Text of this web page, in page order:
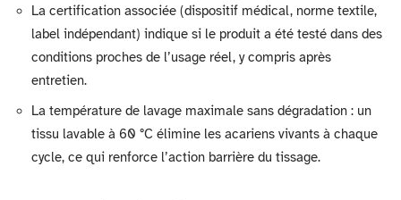
La certification associée (dispositif médical, norme textile,
label indépendant) indique si le produit a été testé dans des
conditions proches de l’usage réel, y compris après
entretien.
La température de lavage maximale sans dégradation : un
tissu lavable à 60 °C élimine les acariens vivants à chaque
cycle, ce qui renforce l’action barrière du tissage.